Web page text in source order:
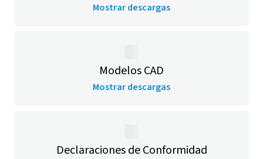
Mostrar descargas
Modelos CAD
Mostrar descargas
Declaraciones de Conformidad